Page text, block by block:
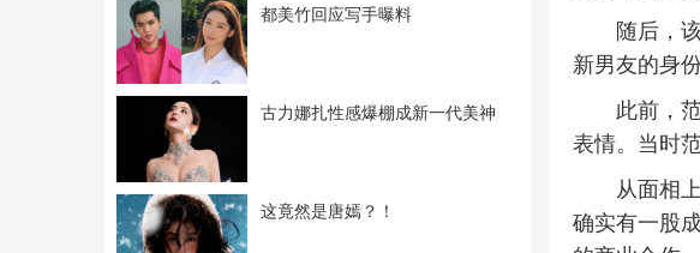
都美竹回应写手曝料
古力娜扎性感爆棚成新一代美神
这竟然是唐嫣？！
随后，
新男友的身
此前，
表情。当时
从面相
确实有一股